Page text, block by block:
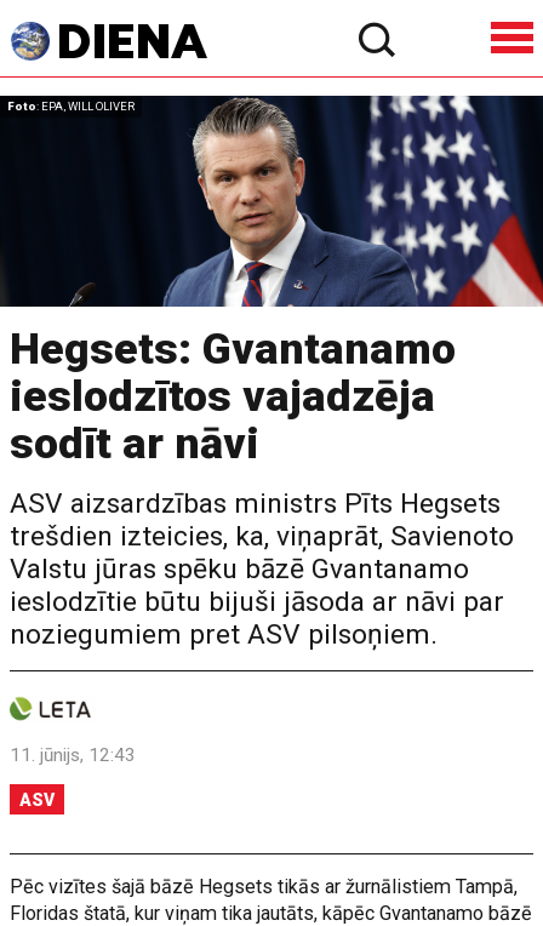
Foto: EPA, WILL OLIVER
Hegsets: Gvantanamo
ieslodzītos vajadzēja
sodīt ar nāvi
ASV aizsardzības ministrs Pīts Hegsets
trešdien izteicies, ka, viņaprāt, Savienoto
Valstu jūras spēku bāzē Gvantanamo
ieslodzītie būtu bijuši jāsoda ar nāvi par
noziegumiem pret ASV pilsoņiem.
11. jūnijs, 12:43
ASV
Pēc vizītes šajā bāzē Hegsets tikās ar žurnālistiem Tampā,
Floridas štatā, kur viņam tika jautāts, kāpēc Gvantanamo bāzē